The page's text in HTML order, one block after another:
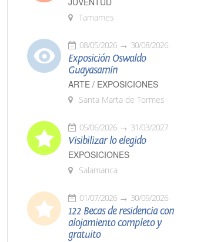
Tamames
08/05/2026 30/08/2026
Exposición Oswaldo
Guayasamín
ARTE / EXPOSICIONES
Santa Marta de Tormes
05/06/2026 31/03/2027
Visibilizar lo elegido
EXPOSICIONES
Salamanca
01/07/2026 30/09/2026
122 Becas de residencia con
alojamiento completo y
gratuito